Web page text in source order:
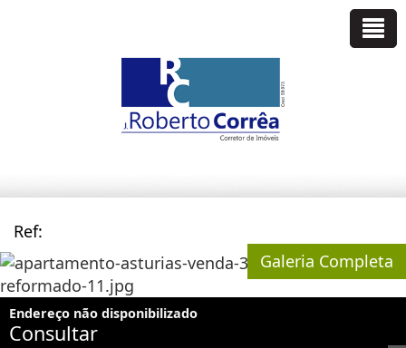
Ref:
Galeria Completa
Endereço não disponibilizado
Consultar